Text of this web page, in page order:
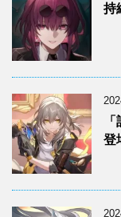
持
登